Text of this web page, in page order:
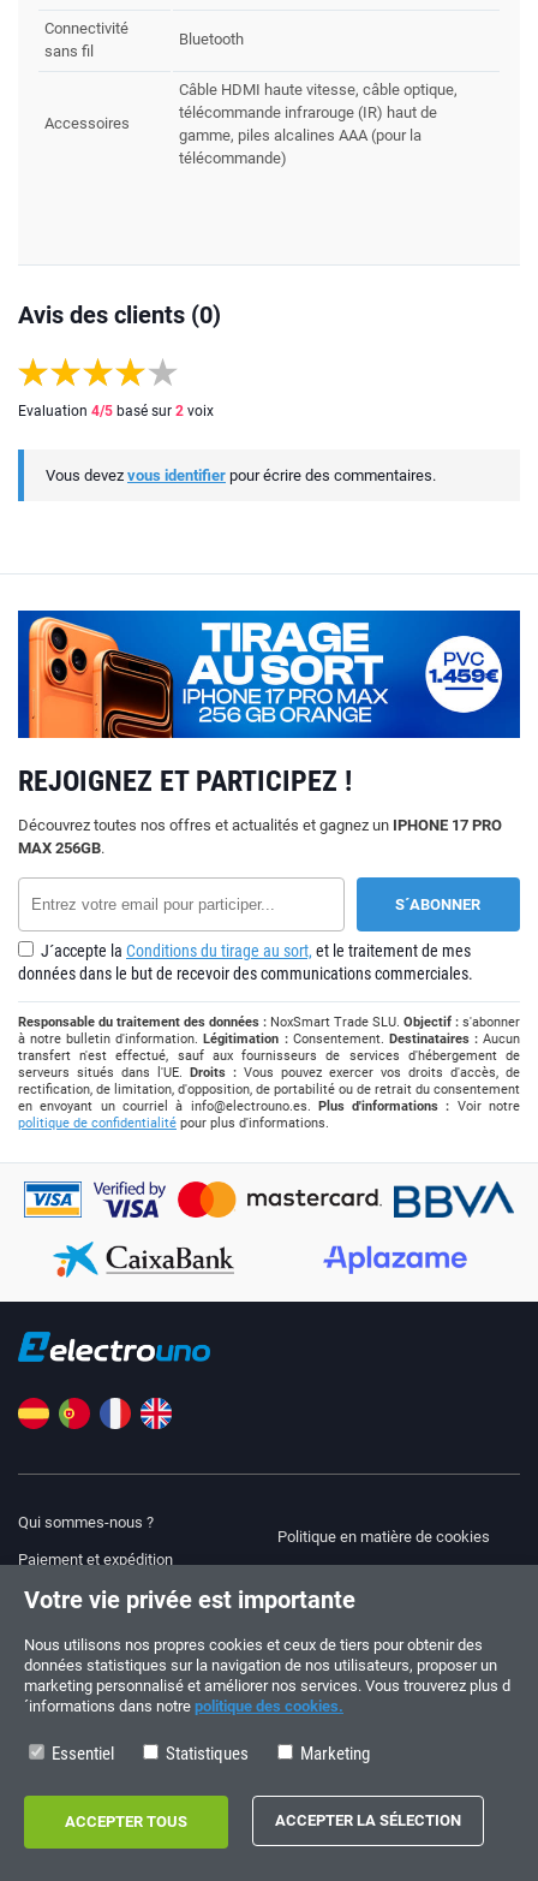
Connectivité
sans fil
Bluetooth
Accessoires
Câble HDMI haute vitesse, câble optique,
télécommande infrarouge (IR) haut de
gamme, piles alcalines AAA (pour la
télécommande)
Avis des clients (0)
Evaluation 4/5 basé sur 2 voix
Vous devez vous identifier pour écrire des commentaires.
REJOIGNEZ ET PARTICIPEZ !
Découvrez toutes nos offres et actualités et gagnez un IPHONE 17 PRO
MAX 256GB.
J´accepte la Conditions du tirage au sort, et le traitement de mes
données dans le but de recevoir des communications commerciales.
Responsable du traitement des données : NoxSmart Trade SLU. Objectif : s'abonner
à notre bulletin d'information.Légitimation :Consentement. Destinataires :Aucun
transfert n'est effectué, sauf aux fournisseurs de services d'hébergement de
serveurs situés dans l'UE. Droits : Vous pouvez exercer vos droits d'accès, de
rectification, de limitation, d'opposition, de portabilité ou de retrait du consentement
en envoyant un courriel à info@electrouno.es Plus d'informations : Voir notre
politique de confidentialité pour plus d'informations.
Qui sommes-nous ?
Paiement et expédition
Avis juridique
Politique de confidentialité
Politique en matière de cookies
COMMANDES ET QUESTIONS
+34 910 600 459
HORAIRES D’ÉTÉ
Du lundi au vendredi: 10:00 - 14:00
Suivez-nous !
Votre vie privée est importante
Nous utilisons nos propres cookies et ceux de tiers pour obtenir des
données statistiques sur la navigation de nos utilisateurs, proposer un
marketing personnalisé et améliorer nos services. Vous trouverez plus d
´informations dans notre politique des cookies.
Essentiel Statistiques Marketing